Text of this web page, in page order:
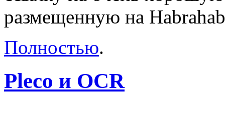
размещенную на
Полностью.
Pleco и OCR